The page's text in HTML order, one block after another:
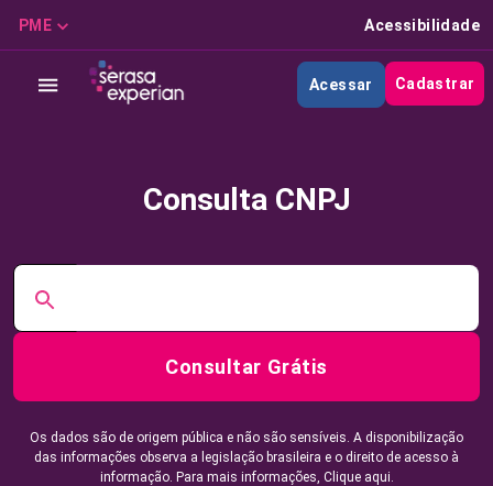
PME Acessibilidade
Acessar Cadastrar
Consulta CNPJ
Consultar Grátis
Os dados são de origem pública e não são sensíveis. A disponibilização
das informações observa a legislação brasileira e o direito de acesso à
informação. Para mais informações, Clique aqui.